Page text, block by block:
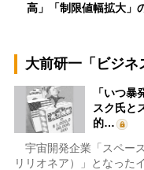
高」「制限値幅拡大
大前研一「ビジ
「いつ
スク氏と
的…
宇宙開発企業「スペー
リリオネア）」となった